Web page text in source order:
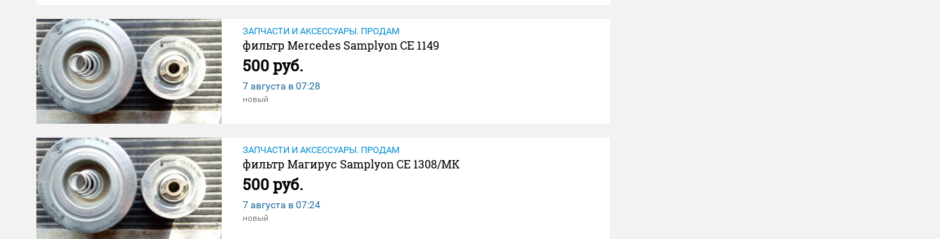
ЗАПЧАСТИ И АКСЕССУАРЫ. ПРОДАМ
фильтр Mercedes Samplyon CE 1149
500 руб.
7 августа в07:28
новый
ЗАПЧАСТИ И АКСЕССУАРЫ. ПРОДАМ
фильтр Магирус Samplyon CE 1308/MK
500 руб.
7 августа в07:24
новый